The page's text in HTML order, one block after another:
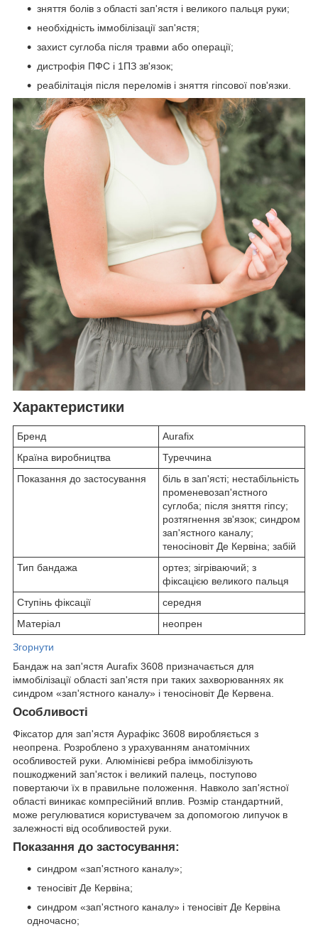
зняття болів з області зап'ястя і великого пальця руки;
необхідність іммобілізації зап'ястя;
захист суглоба після травми або операції;
дистрофія ПФС і 1ПЗ зв'язок;
реабілітація після переломів і зняття гіпсової пов'язки.
Характеристики
Бренд
Aurafix
Країна виробництва
Туреччина
Показання до застосування
біль в зап'ясті; нестабільність
променевозап'ястного
суглоба; після зняття гіпсу;
розтягнення зв'язок; синдром
зап'ястного каналу;
теносіновіт Де Кервіна; забій
Тип бандажа
ортез; зігріваючий; з
фіксацією великого пальця
Ступінь фіксації
середня
Матеріал
неопрен
Згорнути
Бандаж на зап'ястя Aurafix 3608 призначається для
іммобілізації області зап'ястя при таких захворюваннях як
синдром «зап'ястного каналу» і теносіновіт Де Кервена.
Особливості
Фіксатор для зап'ястя Аурафікс 3608 виробляється з
неопрена. Розроблено з урахуванням анатомічних
особливостей руки. Алюмінієві ребра іммобілізують
пошкоджений зап'ясток і великий палець, поступово
повертаючи їх в правильне положення. Навколо зап'ястної
області виникає компресійний вплив. Розмір стандартний,
може регулюватися користувачем за допомогою липучок в
залежності від особливостей руки.
Показання до застосування:
синдром «зап'ястного каналу»;
теносівіт Де Кервіна;
синдром «зап'ястного каналу» і теносівіт Де Кервіна
одночасно;